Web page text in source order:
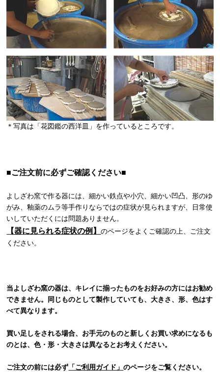
＊写真は「花図鑑の西洋皿」を作っているところです。
■ご注文前に必ずご確認ください■
よしざわ窯で作る器には、細かい鉄点や小穴、細かい凹凸、形のゆ
がみ、釉薬のムラ等手作りならではの症状が見られますが、日常使
いしていただくには問題ありません。
【器に見られる症状の例】のページをよくご確認の上、ご注文
ください。
当よしざわ窯の器は、キレイに揃ったものをお好みの方にはお勧め
できません。同じものとして製作していても、大きさ、形、色はす
べて異なります。
買い足しをされる場合、お手元のものと新しくお買い求めになるも
のとは、色・形・大きさは異なるとお考えください。
ご注文の前には必ず 「ご利用ガイド」のページをご覧ください。